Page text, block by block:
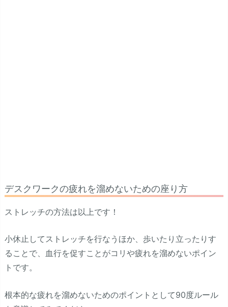
デスクワークの疲れを溜めないための座り方
ストレッチの方法は以上です！
小休止してストレッチを行なうほか、歩いたり立ったりす
ることで、血行を促すことがコリや疲れを溜めないポイン
トです。
根本的な疲れを溜めないためのポイントとして90度ルール